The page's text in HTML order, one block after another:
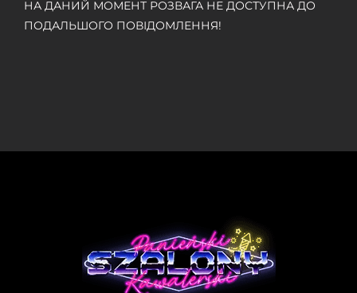
НА ДАНИЙ МОМЕНТ РОЗВАГА НЕ ДОСТУПНА ДО
ПОДАЛЬШОГО ПОВІДОМЛЕННЯ!